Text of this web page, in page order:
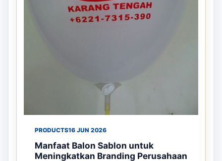
PRODUCTS16 JUN 2026
Manfaat Balon Sablon untuk
Meningkatkan Branding Perusahaan